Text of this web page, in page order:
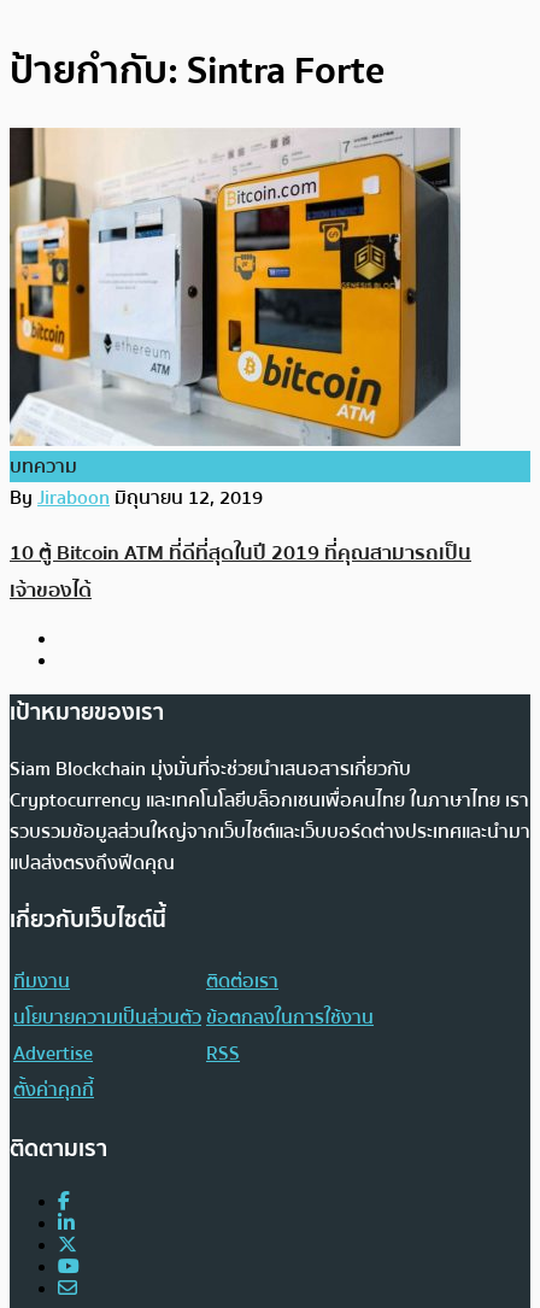
ป้ายกำกับ: Sintra Forte
บทความ
ByJiraboonมิถุนายน 12, 2019
10 ตู้ Bitcoin ATM ที่ดีที่สุดในปี 2019 ที่คุณสามารถเป็น
เจ้าของได้
เป้าหมายของเรา
Siam Blockchain มุ่งมั่นที่จะช่วยนำเสนอสารเกี่ยวกับ
Cryptocurrency และเทคโนโลยีบล็อกเชนเพื่อคนไทย ในภาษาไทย เรา
รวบรวมข้อมูลส่วนใหญ่จากเว็บไซต์และเว็บบอร์ดต่างประเทศและนำมา
แปลส่งตรงถึงฟีดคุณ
เกี่ยวกับเว็บไซต์นี้
ทีมงาน
ติดต่อเรา
นโยบายความเป็นส่วนตัวข้อตกลงในการใช้งาน
Advertise
RSS
ตั้งค่าคุกกี้
ติดตามเรา